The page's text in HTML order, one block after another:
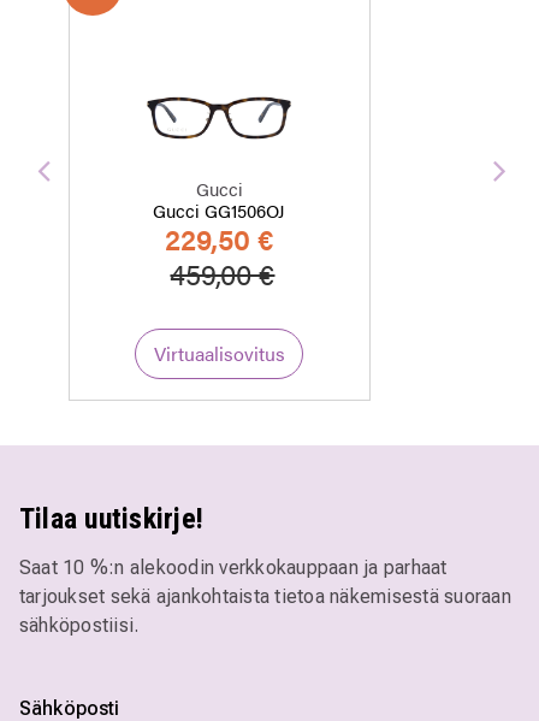
Gucci
Gucci GG1506OJ
229,50 €
Hinta alennettu
459,00 €Alennettu hinta
Virtuaalisovitus
Edellinen
Tilaa uutiskirje!
Saat 10 %:n alekoodin verkkokauppaan ja parhaat
tarjoukset sekä ajankohtaista tietoa näkemisestä suoraan
sähköpostiisi.
Sähköposti